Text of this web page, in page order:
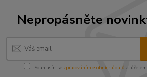
Nepropásněte
Souhlasím se zpracováním osobních údajůza